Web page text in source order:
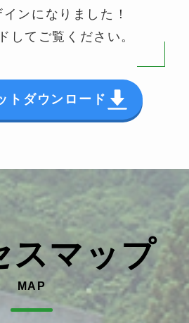
インになりました！
してご覧ください。
トダウンロード
スマップ
MAP